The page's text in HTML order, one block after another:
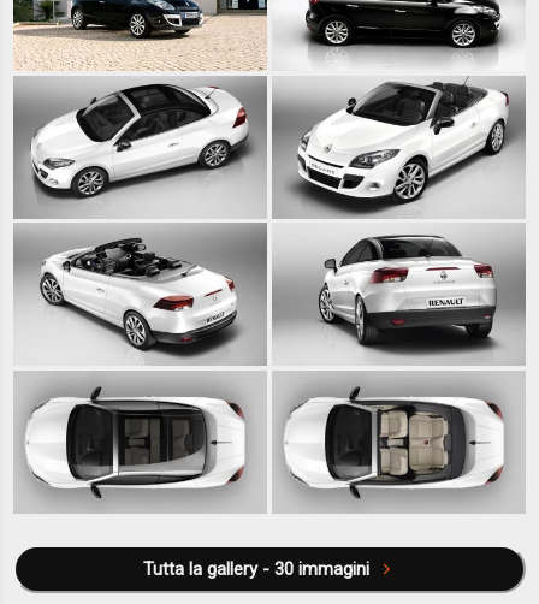
Tutta la gallery - 30 immagini